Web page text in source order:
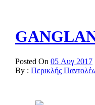
Posted On 05 Αυγ 2017
By : Περικλής